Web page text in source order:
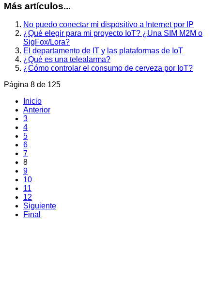
Más artículos...
No puedo conectar mi dispositivo a Internet por IP
¿Qué elegir para mi proyecto IoT? ¿Una SIM M2M o
SigFox/Lora?
El departamento de IT y las plataformas de IoT
¿Qué es una telealarma?
¿Cómo controlar el consumo de cerveza por IoT?
Página 8 de 125
Inicio
Anterior
3
4
5
6
7
8
9
10
11
12
Siguiente
Final